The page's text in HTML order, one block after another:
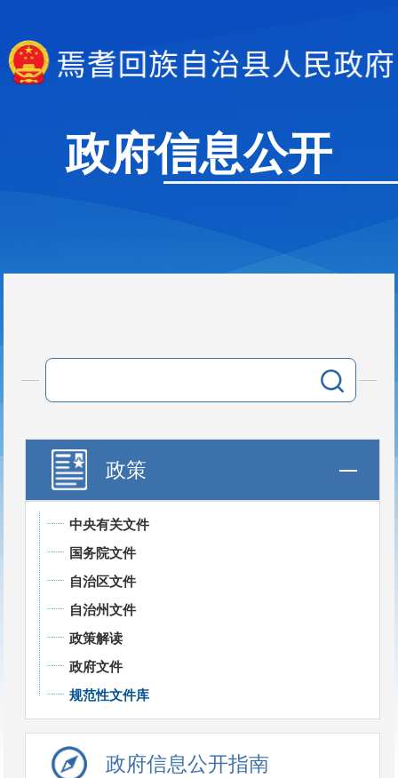
政府信息公开
政策
中央有关文件
国务院文件
自治区文件
自治州文件
政策解读
政府文件
规范性文件库
政府信息公开指南